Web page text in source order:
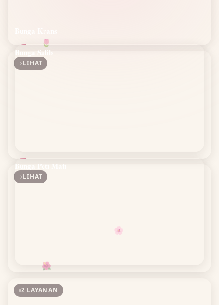
🌸
🌺
🌷
LIHAT
Bunga Salib
LIHAT
Bunga Peti Mati
2 LAYANAN